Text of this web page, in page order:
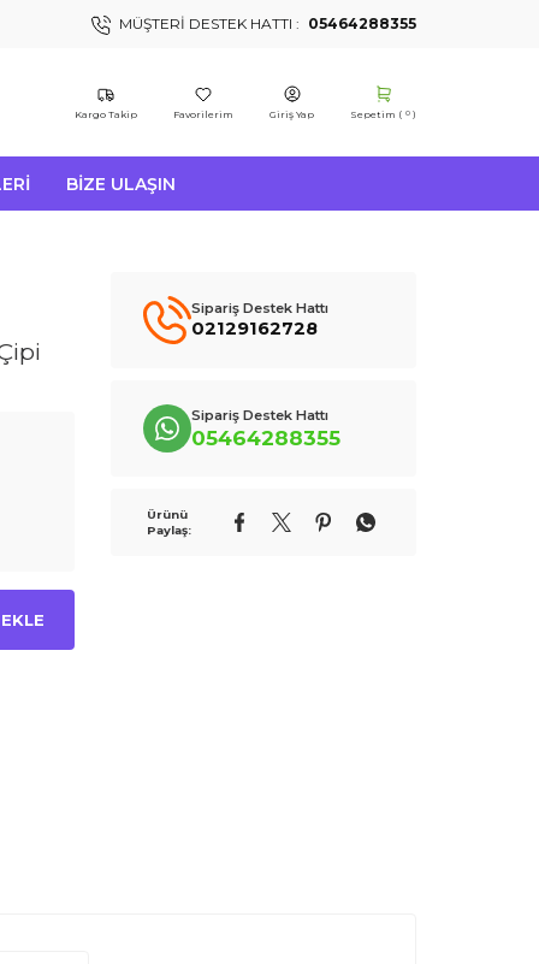
MÜŞTERI DESTEK HATTI : 05464288355
Kargo Takip Favorilerim Giriş Yap Sepetim ( 0 )
BIZE ULAŞIN
Sipariş Destek Hattı
02129162728
Sipariş Destek Hattı
05464288355
Ürünü
Paylaş: